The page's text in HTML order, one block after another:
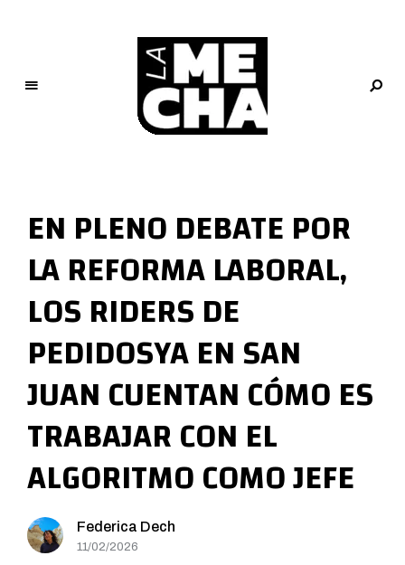
M
e
c
h
a
PERIODISMO DIGITAL
EN PLENO DEBATE POR
LA REFORMA LABORAL,
LOS RIDERS DE
PEDIDOSYA EN SAN
JUAN CUENTAN CÓMO ES
TRABAJAR CON EL
ALGORITMO COMO JEFE
Federica Dech
11/02/2026